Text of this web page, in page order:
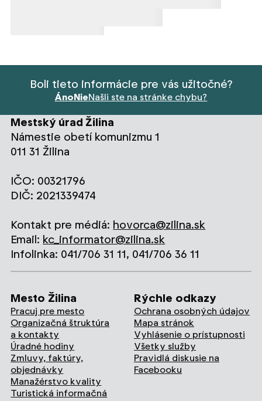
Boli tieto informácie pre vás užitočné?
ÁnoNieNašli ste na stránke chybu?
Mestský úrad Žilina
Námestie obetí komunizmu 1
011 31 Žilina
IČO: 00321796
DIČ: 2021339474
Kontakt pre médiá: hovorca@zilina.sk
Email: kc_informator@zilina.sk
Infolinka: 041/706 31 11, 041/706 36 11
Mesto Žilina
Pracuj pre mesto
Organizačná štruktúra
a kontakty
Úradné hodiny
Zmluvy, faktúry,
objednávky
Manažérstvo kvality
Turistická informačná
Rýchle odkazy
Ochrana osobných údajov
Mapa stránok
Vyhlásenie o prístupnosti
Všetky služby
Pravidlá diskusie na
Facebooku